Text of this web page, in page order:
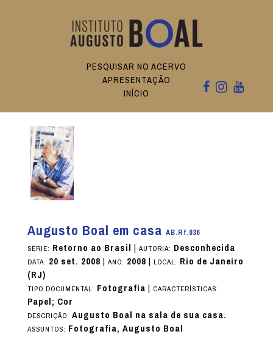
PESQUISAR NO ACERVO
APRESENTAÇÃO
INÍCIO
Augusto Boal em casa AB.Rf.036
SÉRIE: Retorno ao Brasil | AUTORIA: Desconhecida
DATA: 20 set. 2008| ANO: 2008| LOCAL: Rio de Janeiro
(RJ)
TIPO DOCUMENTAL: Fotografia| CARACTERÍSTICAS:
Papel; Cor
DESCRIÇÃO: Augusto Boal na sala de sua casa.
ASSUNTOS: Fotografia, Augusto Boal